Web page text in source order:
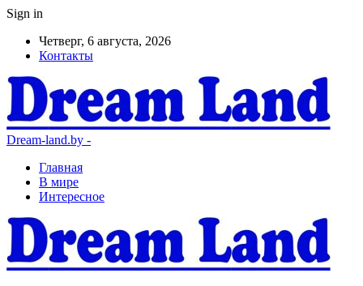
Sign in
Четверг, 6 августа, 2026
Контакты
Dream-land.by -
Главная
В мире
Интересное